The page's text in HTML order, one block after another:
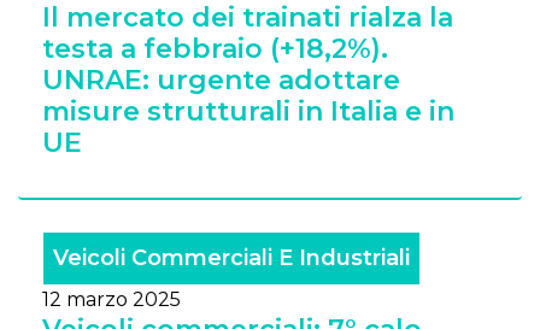
Il mercato dei trainati rialza la
testa a febbraio (+18,2%).
UNRAE: urgente adottare
misure strutturali in Italia e in
UE
Veicoli Commerciali E Industriali
12 marzo 2025